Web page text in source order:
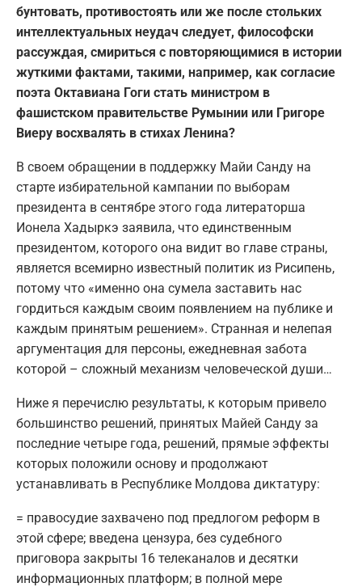
бунтовать, противостоять или же после стольких
интеллектуальных неудач следует, философски
рассуждая, смириться с повторяющимися в истории
жуткими фактами, такими, например, как согласие
поэта Октавиана Гоги стать министром в
фашистском правительстве Румынии или Григоре
Виеру восхвалять в стихах Ленина?
В своем обращении в поддержку Майи Санду на
старте избирательной кампании по выборам
президента в сентябре этого года литераторша
Ионела Хадыркэ заявила, что единственным
президентом, которого она видит во главе страны,
является всемирно известный политик из Рисипень,
потому что «именно она сумела заставить нас
гордиться каждым своим появлением на публике и
каждым принятым решением». Странная и нелепая
аргументация для персоны, ежедневная забота
которой – сложный механизм человеческой души…
Ниже я перечислю результаты, к которым привело
большинство решений, принятых Майей Санду за
последние четыре года, решений, прямые эффекты
которых положили основу и продолжают
устанавливать в Республике Молдова диктатуру:
= правосудие захвачено под предлогом реформ в
этой сфере; введена цензура, без судебного
приговора закрыты 16 телеканалов и десятки
информационных платформ; в полной мере